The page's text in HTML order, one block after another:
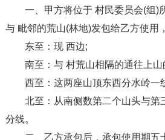
一、甲方将位于 村民委员会(组)
与 毗邻的荒山(林地)发包给乙方使用
东至：现 西边;
南至：与 村荒山相隔的通往上山
西至：这两座山顶东西分水岭一
北至：从南侧数第二个山头与第
分线。
二、乙方承包后，承包使用期五